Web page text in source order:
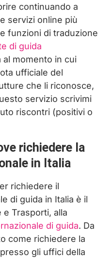
continuando a
servizi online più
funzioni di traduzione
di guida
al momento in cui
ufficiale del
che li riconosce,
servizio scrivimi
riscontri (positivi o
richiedere la
in Italia
richiedere il
di guida in Italia è il
Trasporti, alla
di guida. Da
come richiedere la
gli uffici della